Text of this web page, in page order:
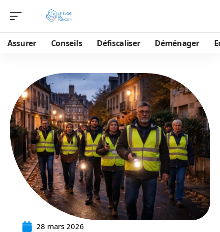
Assurer Conseils Défiscaliser Déménager
28 mars 2026